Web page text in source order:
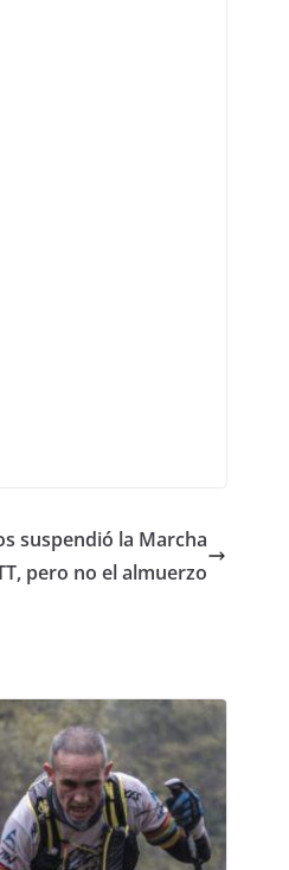
suspendió la Marcha
pero no el almuerzo